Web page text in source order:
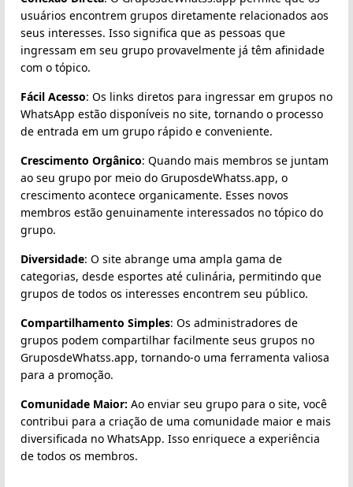
usuários encontrem grupos diretamente relacionados aos
seus interesses. Isso significa que as pessoas que
ingressam em seu grupo provavelmente já têm afinidade
com o tópico.
Fácil Acesso: Os links diretos para ingressar em grupos no
WhatsApp estão disponíveis no site, tornando o processo
de entrada em um grupo rápido e conveniente.
Crescimento Orgânico: Quando mais membros se juntam
ao seu grupo por meio do GruposdeWhatss.app, o
crescimento acontece organicamente. Esses novos
membros estão genuinamente interessados no tópico do
grupo.
Diversidade: O site abrange uma ampla gama de
categorias, desde esportes até culinária, permitindo que
grupos de todos os interesses encontrem seu público.
Compartilhamento Simples: Os administradores de
grupos podem compartilhar facilmente seus grupos no
GruposdeWhatss.app, tornando-o uma ferramenta valiosa
para a promoção.
Comunidade Maior: Ao enviar seu grupo para o site, você
contribui para a criação de uma comunidade maior e mais
diversificada no WhatsApp. Isso enriquece a experiência
de todos os membros.